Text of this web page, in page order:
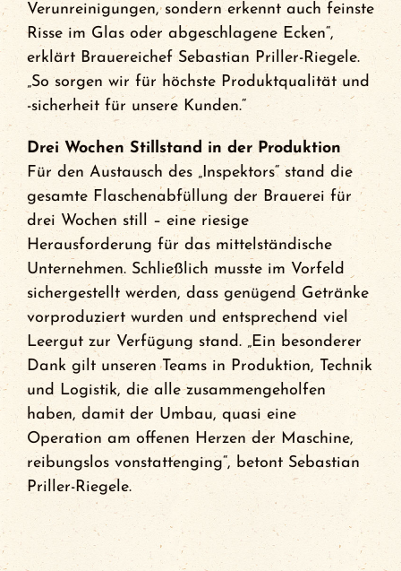
Verunreinigungen, sondern erkennt auch feinste
Risse im Glas oder abgeschlagene Ecken“,
erklärt Brauereichef Sebastian Priller-Riegele.
„So sorgen wir für höchste Produktqualität und
-sicherheit für unsere Kunden.“
Drei Wochen Stillstand in der Produktion
Für den Austausch des „Inspektors“ stand die
gesamte Flaschenabfüllung der Brauerei für
drei Wochen still – eine riesige
Herausforderung für das mittelständische
Unternehmen. Schließlich musste im Vorfeld
sichergestellt werden, dass genügend Getränke
vorproduziert wurden und entsprechend viel
Leergut zur Verfügung stand. „Ein besonderer
Dank gilt unseren Teams in Produktion, Technik
und Logistik, die alle zusammengeholfen
haben, damit der Umbau, quasi eine
Operation am offenen Herzen der Maschine,
reibungslos vonstattenging“, betont Sebastian
Priller-Riegele.